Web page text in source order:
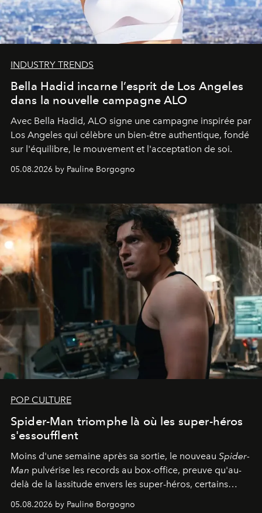
INDUSTRY TRENDS
Bella Hadid incarne l’esprit de Los Angeles
dans la nouvelle campagne ALO
Avec Bella Hadid, ALO signe une campagne inspirée par
Los Angeles qui célèbre un bien-être authentique, fondé
sur l'équilibre, le mouvement et l'acceptation de soi.
05.08.2026 by Pauline Borgogno
POP CULTURE
Spider-Man triomphe là où les super-héros
s'essoufflent
Moins d'une semaine après sa sortie, le nouveau Spider-
Man pulvérise les records au box-office, preuve qu'au-
delà de la lassitude envers les super-héros, certains
personnages continuent de susciter une ferveur intacte.
05.08.2026 by Pauline Borgogno